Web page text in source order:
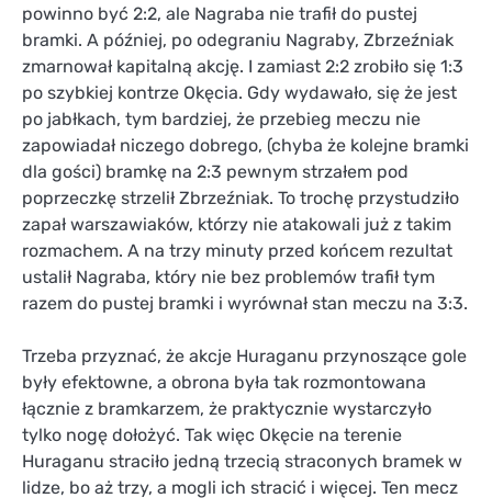
powinno być 2:2, ale Nagraba nie trafił do pustej
bramki. A później, po odegraniu Nagraby, Zbrzeźniak
zmarnował kapitalną akcję. I zamiast 2:2 zrobiło się 1:3
po szybkiej kontrze Okęcia. Gdy wydawało, się że jest
po jabłkach, tym bardziej, że przebieg meczu nie
zapowiadał niczego dobrego, (chyba że kolejne bramki
dla gości) bramkę na 2:3 pewnym strzałem pod
poprzeczkę strzelił Zbrzeźniak. To trochę przystudziło
zapał warszawiaków, którzy nie atakowali już z takim
rozmachem. A na trzy minuty przed końcem rezultat
ustalił Nagraba, który nie bez problemów trafił tym
razem do pustej bramki i wyrównał stan meczu na 3:3.
Trzeba przyznać, że akcje Huraganu przynoszące gole
były efektowne, a obrona była tak rozmontowana
łącznie z bramkarzem, że praktycznie wystarczyło
tylko nogę dołożyć. Tak więc Okęcie na terenie
Huraganu straciło jedną trzecią straconych bramek w
lidze, bo aż trzy, a mogli ich stracić i więcej. Ten mecz